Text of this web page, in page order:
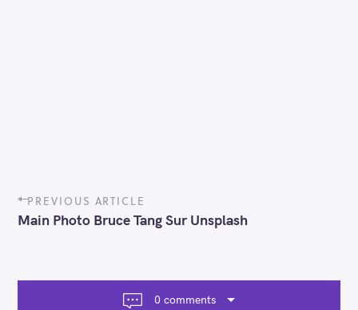
P
o
s
a
PREVIOUS ARTICLE
Main Photo Bruce Tang Sur Unsplash
0 comments